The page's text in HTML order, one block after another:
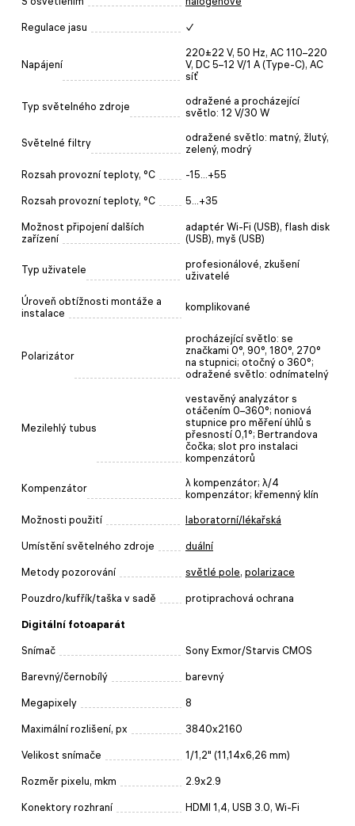
Regulace jasu ✓
Napájení
220±22 V, 50 Hz, AC 110–220
V, DC 5–12 V/1 A (Type-C), AC
síť
Typ světelného zdroje
odražené a procházející
světlo: 12 V/30 W
Světelné filtry
odražené světlo: matný, žlutý,
zelený, modrý
Rozsah provozní teploty, °C -15...+55
Rozsah provozní teploty, °C 5...+35
Možnost připojení dalších
zařízení
adaptér Wi-Fi (USB), flash disk
(USB), myš (USB)
Typ uživatele
profesionálové, zkušení
uživatelé
Úroveň obtížnosti montáže a
instalace
komplikované
Polarizátor
procházející světlo: se
značkami 0°, 90°, 180°, 270°
na stupnici; otočný o 360°;
odražené světlo: odnímatelný
Mezilehlý tubus
vestavěný analyzátor s
otáčením 0–360°; noniová
stupnice pro měření úhlů s
přesností 0,1°; Bertrandova
čočka; slot pro instalaci
kompenzátorů
Kompenzátor
λ kompenzátor; λ/4
kompenzátor; křemenný klín
Možnosti použití laboratorní/lékařská
Umístění světelného zdroje duální
Metody pozorování světlé pole, polarizace
Pouzdro/kufřík/taška v sadě protiprachová ochrana
Digitální fotoaparát
Snímač Sony Exmor/Starvis CMOS
Barevný/černobílý barevný
Megapixely 8
Maximální rozlišení, px 3840x2160
Velikost snímače 1/1,2" (11,14x6,26 mm)
Rozměr pixelu, mkm 2.9x2.9
Konektory rozhraní HDMI 1,4, USB 3.0, Wi-Fi